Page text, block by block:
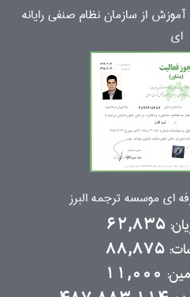
از سازمان نظام صنفی رایانه
ای
ای موسسه ترجمه البرز
62,835
88,875
11,000